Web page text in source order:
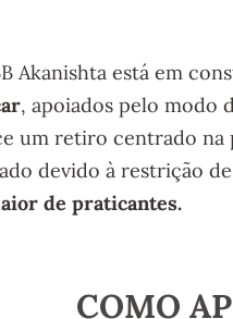
Akanishta está em
, apoiados pelo modo
um retiro centrado
devido à restrição
de praticantes.
COMO